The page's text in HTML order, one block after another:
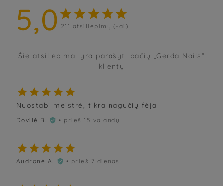
5,0     
211 atsiliepimų (-ai)
Šie atsiliepimai yra parašyti pačių „Gerda Nails“
klientų

Nuostabi meistrė, tikra nagučių fėja
Dovilė B.  • prieš 15 valandų

Audronė A.  • prieš 7 dienas